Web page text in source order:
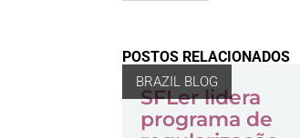
POSTOS RELACIONADOS
BRAZIL BLOG
SFLer lidera
programa de